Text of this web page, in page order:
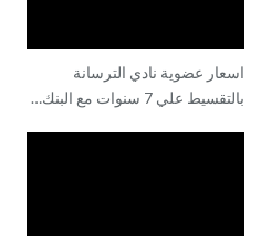
اسعار عضوية نادي الترسانة
بالتقسيط علي 7 سنوات مع البنك…